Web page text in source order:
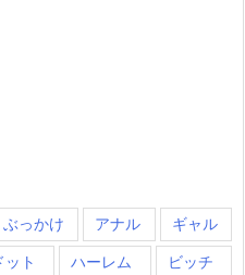
ぶっかけ アナル ギャル
ット ハーレム ビッチ